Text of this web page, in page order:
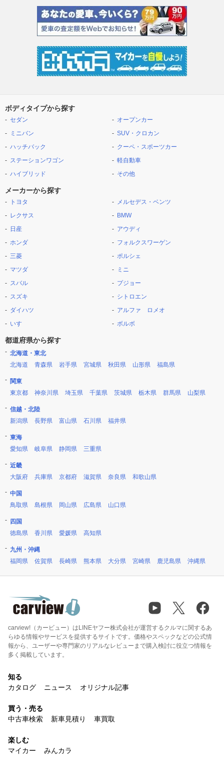
ボディタイプから探す
セダン
ミニバン
ハッチバック
ステーションワゴン
ハイブリッド
オープンカー
SUV・クロカン
クーペ・スポーツカー
軽自動車
その他
メーカーから探す
トヨタ
レクサス
日産
ホンダ
三菱
マツダ
スバル
スズキ
ダイハツ
いすゞ
メルセデス・ベンツ
BMW
アウディ
フォルクスワーゲン
ポルシェ
ミニ
プジョー
シトロエン
アルファ ロメオ
ボルボ
都道府県から探す
北海道・東北
北海道
青森県 岩手県 宮城県 秋田県 山形県 福島県
関東
東京都
神奈川県 埼玉県 千葉県 茨城県 栃木県 群馬県 山梨県
信越・北陸
新潟県
長野県 富山県 石川県 福井県
東海
愛知県
岐阜県 静岡県 三重県
近畿
大阪府
兵庫県 京都府 滋賀県 奈良県 和歌山県
中国
鳥取県
島根県 岡山県 広島県 山口県
四国
徳島県
香川県 愛媛県 高知県
九州・沖縄
福岡県
佐賀県 長崎県 熊本県 大分県 宮崎県 鹿児島県 沖縄県
carview!（カービュー）はLINEヤフー株式会社が運営するクルマに関するあ
らゆる情報やサービスを提供するサイトです。価格やスペックなどの公式情
報から、ユーザーや専門家のリアルなレビューまで購入検討に役立つ情報を
多く掲載しています。
知る
カタログ
ニュース オリジナル記事
買う・売る
中古車検索
新車見積り 車買取
楽しむ
マイカー
みんカラ